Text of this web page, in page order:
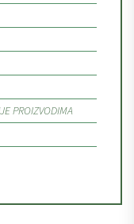
PROIZVODIMA